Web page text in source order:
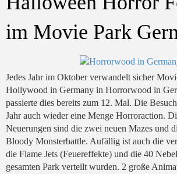
im Movie Park
Jedes Jahr im Oktober verwandelt sicher
Hollywood in Germany in Horrorwood in
passierte dies bereits zum 12. Mal. Die
Jahr auch wieder eine Menge Horroraction.
Neuerungen sind die zwei neuen Mazes und
Bloody Monsterbattle. Aufällig ist auch die
die Flame Jets (Feuereffekte) und die 40
gesamten Park verteilt wurden. 2 große